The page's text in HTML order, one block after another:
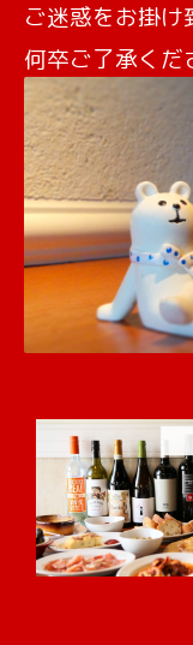
ご迷惑をお掛け
何卒ご了承くだ